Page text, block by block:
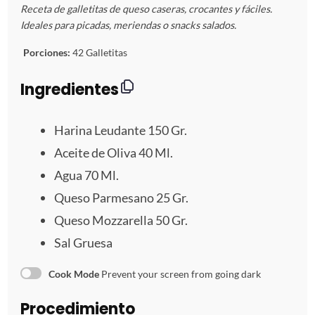
s
t
r
l
l
a
s
s
t
r
l
l
a
s
s
t
r
e
l
l
a
s
s
t
r
e
l
l
a
s
s
t
r
l
l
a
Receta de galletitas de queso caseras, crocantes y fáciles.
Ideales para picadas, meriendas o snacks salados.
Porciones: 42 Galletitas
Ingredientes
Harina Leudante 150Gr.
Aceite de Oliva 40 Ml.
Agua 70Ml.
Queso Parmesano25Gr.
Queso Mozzarella 50Gr.
Sal Gruesa
Cook Mode Prevent your screen from going dark
Procedimiento